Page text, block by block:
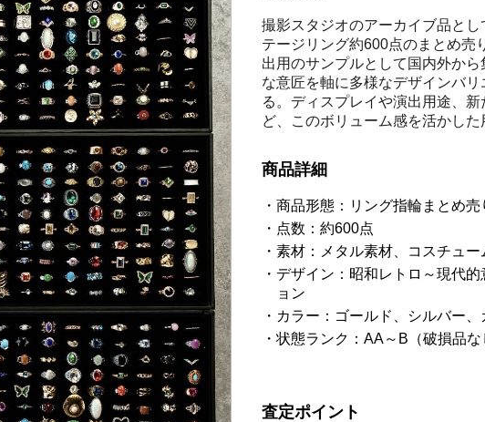
撮影スタジオのアーカイブ品と
テージリング約600点のまとめ売
出用のサンプルとして国内外か
な意匠を軸に多様なデザインバ
る。ディスプレイや演出用途、
ど、このボリューム感を活かした
商品詳細
商品形態：リング指輪まとめ売
点数：約600点
素材：メタル素材、コスチュ
デザイン：昭和レトロ～現代
ョン
カラー：ゴールド、シルバー
状態ランク：AA～B（破損品な
査定ポイント